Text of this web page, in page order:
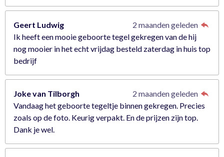
Geert Ludwig
2 maanden geleden
Ik heeft een mooie geboorte tegel gekregen van de hij
nog mooier in het echt vrijdag besteld zaterdag in huis top
bedrijf
Joke van Tilborgh
2 maanden geleden
Vandaag het geboorte tegeltje binnen gekregen. Precies
zoals op de foto. Keurig verpakt. En de prijzen zijn top.
Dank je wel.